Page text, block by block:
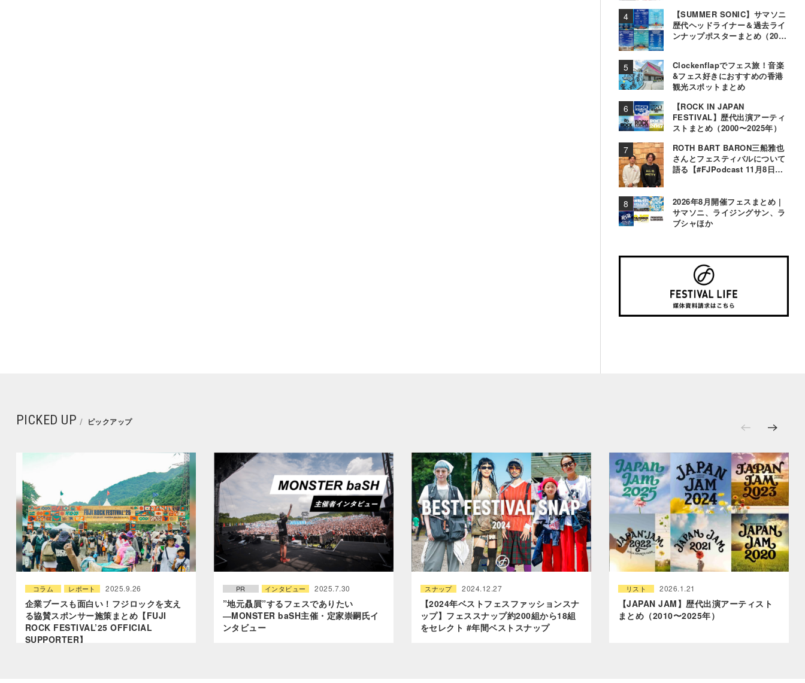
【SUMMER SONIC】サマソニ
歴代ヘッドライナー＆過去ライ
ンナップポスターまとめ（2000
Clockenflapでフェス旅！音楽
&フェス好きにおすすめの香港
観光スポットまとめ
【ROCK IN JAPAN
FESTIVAL】歴代出演アーティ
ストまとめ（2000〜2025年）
ROTH BART BARON三船雅也
さんとフェスティバルについて
語る【#FJPodcast 11月8日配
2026年8月開催フェスまとめ |
サマソニ、ライジングサン、ラ
ブシャほか
PICKED UP ピックアップ
コラム レポート 2025.9.26
企業ブースも面白い！フジロックを支え
る協賛スポンサー施策まとめ【FUJI
ROCK FESTIVAL’25 OFFICIAL
SUPPORTER】
PR インタビュー 2025.7.30
”地元贔屓”するフェスでありたい
―MONSTER baSH主催・定家崇嗣氏イ
ンタビュー
スナップ 2024.12.27
【2024年ベストフェスファッションスナ
ップ】フェススナップ約200組から18組
をセレクト #年間ベストスナップ
リスト 2026.1.21
【JAPAN JAM】歴代出演アーティスト
まとめ（2010〜2025年）